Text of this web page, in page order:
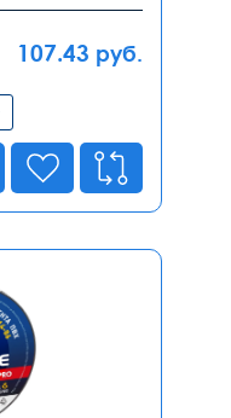
107.43 руб.